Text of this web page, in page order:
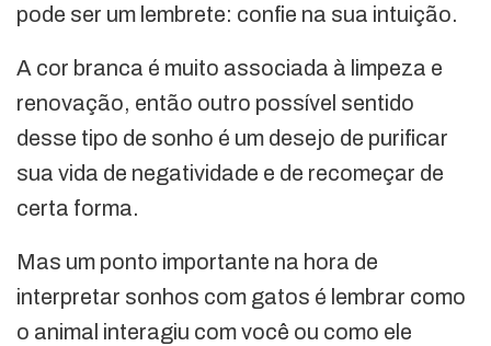
pode ser um lembrete: confie na sua intuição.
A cor branca é muito associada à limpeza e
renovação, então outro possível sentido
desse tipo de sonho é um desejo de purificar
sua vida de negatividade e de recomeçar de
certa forma.
Mas um ponto importante na hora de
interpretar sonhos com gatos é lembrar como
o animal interagiu com você ou como ele